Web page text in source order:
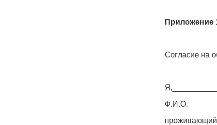
Приложение
Согласие на
Ф.И.О.